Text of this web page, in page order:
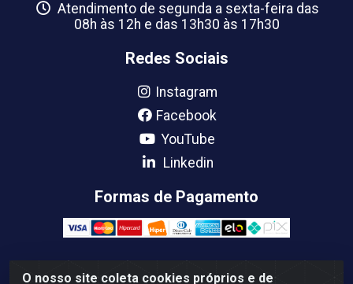
O nosso site coleta cookies próprios e de
Atendimento de segunda a sexta-feira das
08h às 12h e das 13h30 às 17h30
Redes Sociais
Instagram
Facebook
YouTube
Linkedin
Formas de Pagamento